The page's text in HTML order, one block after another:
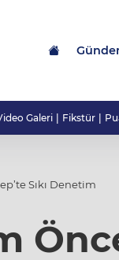
Galeri Fikstür
Sıkı Denetim